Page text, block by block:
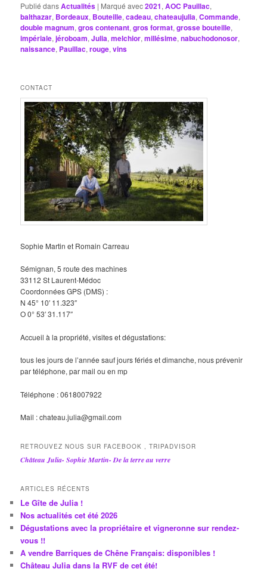
Publié dansActualités | Marqué avec2021,AOC Pauillac,
balthazar, Bordeaux, Bouteille,cadeau,chateaujulia,Commande,
double magnum,gros contenant,gros format,grosse bouteille,
impériale,jéroboam,Julia,melchior,millésime,nabuchodonosor,
naissance, Pauillac,rouge,vins
CONTACT
Sophie Martin et Romain Carreau
Sémignan, 5 route des machines
33112 St Laurent-Médoc
Coordonnées GPS (DMS) :
N 45° 10′ 11.323″
O 0° 53′ 31.117″
Accueil à la propriété, visites et dégustations:
tous les jours de l’année sauf jours fériés et dimanche, nous prévenir
par téléphone, par mail ou en mp
Téléphone : 0618007922
Mail : chateau.julia@gmail.com
RETROUVEZ NOUS SUR FACEBOOK , TRIPADVISOR
Château Julia- Sophie Martin- De la terre au verre
ARTICLES RÉCENTS
Le Gîte de Julia !
Nos actualités cet été 2026
Dégustations avec la propriétaire et vigneronne sur rendez-
vous !!
A vendre Barriques de Chêne Français: disponibles !
Château Julia dans la RVF de cet été!